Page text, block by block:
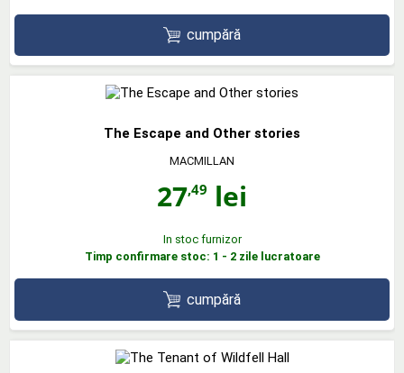
cumpără
The Escape and Other stories
MACMILLAN
27,49 lei
In stoc furnizor
Timp confirmare stoc: 1 - 2 zile lucratoare
cumpără